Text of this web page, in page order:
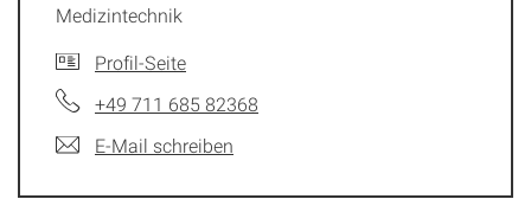
Medizintechnik
Profil-Seite
+49 711 685 82368
E-Mail schreiben